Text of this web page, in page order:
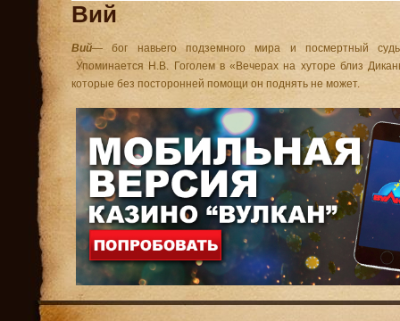
Вий
Вий— бог навьего подземного мира и посмертный
Упоминается Н.В. Гоголем в «Вечерах на хуторе близ
которые без посторонней помощи он поднять не может.